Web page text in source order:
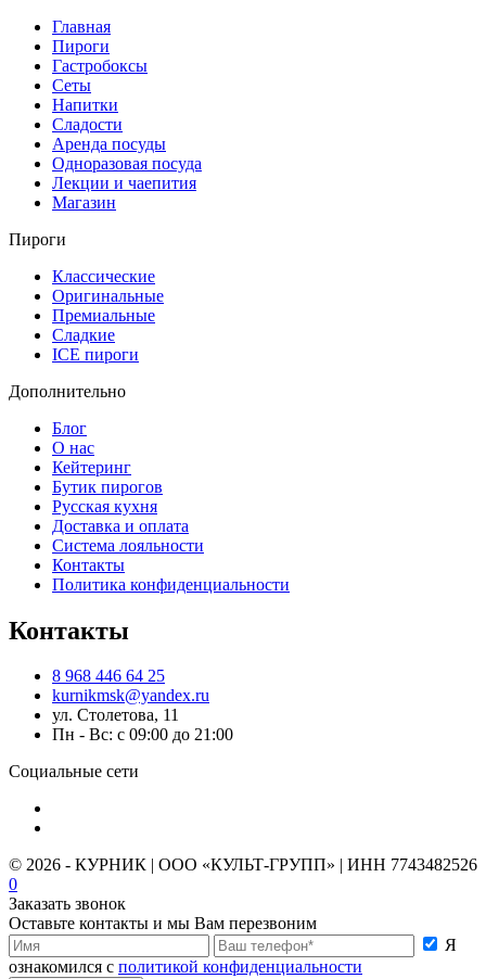
Главная
Пироги
Гастробоксы
Сеты
Напитки
Сладости
Аренда посуды
Одноразовая посуда
Лекции и чаепития
Магазин
Пироги
Классические
Оригинальные
Премиальные
Сладкие
ICE пироги
Дополнительно
Блог
О нас
Кейтеринг
Бутик пирогов
Русская кухня
Доставка и оплата
Система лояльности
Контакты
Политика конфиденциальности
Контакты
8 968 446 64 25
kurnikmsk@yandex.ru
ул. Столетова, 11
Пн - Вс: с 09:00 до 21:00
Социальные сети
© 2026 - КУРНИК | ООО «КУЛЬТ-ГРУПП» | ИНН 7743482526
0
Заказать звонок
Оставьте контакты и мы Вам перезвоним
Я
ознакомился с политикой конфиденциальности